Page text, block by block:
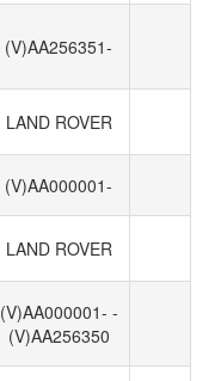
(V)AA256351-
LAND ROVER
(V)AA000001-
LAND ROVER
(V)AA000001- -
(V)AA256350